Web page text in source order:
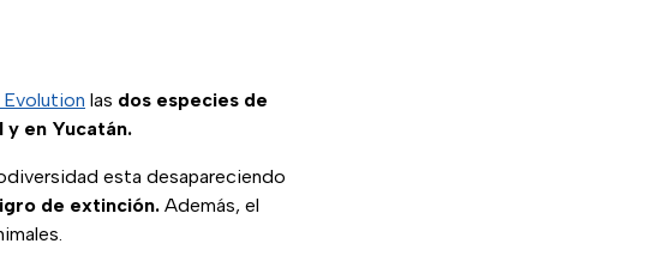
las dos especies de
y en Yucatán.
esta desapareciendo
de extinción. Además, el